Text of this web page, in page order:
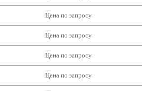
Цена по запросу
Цена по запросу
Цена по запросу
Цена по запросу